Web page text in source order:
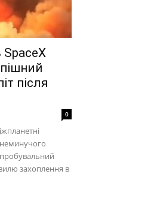
після
0
захоплення в